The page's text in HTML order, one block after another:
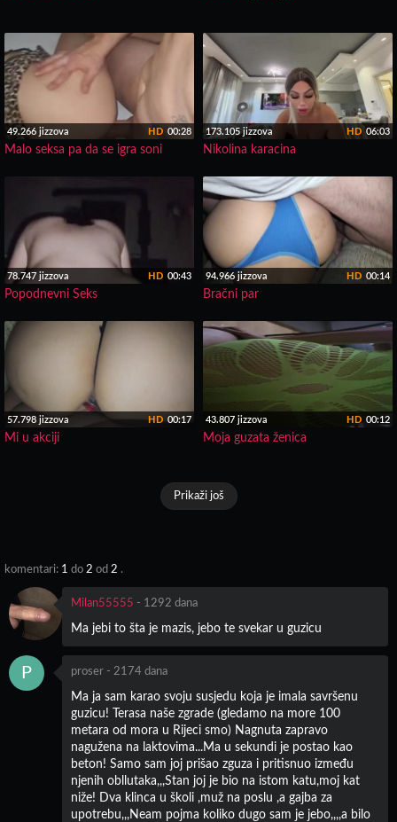
49.266 jizzova 00:28
HD
Malo seksa pa da se igra soni
173.105 jizzova 06:03
HD
Nikolina karacina
78.747 jizzova 00:43
HD
Popodnevni Seks
94.966 jizzova 00:14
HD
Bračni par
57.798 jizzova 00:17
HD
Mi u akciji
43.807 jizzova 00:12
HD
Moja guzata ženica
Prikaži još
komentari: 1 do 2 od 2 .
Milan55555 - 1292 dana
Ma jebi to šta je mazis, jebo te svekar u guzicu
P proser - 2174 dana
Ma ja sam karao svoju susjedu koja je imala savršenu
guzicu! Terasa naše zgrade (gledamo na more 100
metara od mora u Rijeci smo) Nagnuta zapravo
nagužena na laktovima...Ma u sekundi je postao kao
beton! Samo sam joj prišao zguza i pritisnuo između
njenih obllutaka,,,Stan joj je bio na istom katu,moj kat
niže! Dva klinca u školi ,muž na poslu ,a gajba za
upotrebu,,,Neam pojma koliko dugo sam je jebo,,,,a bilo